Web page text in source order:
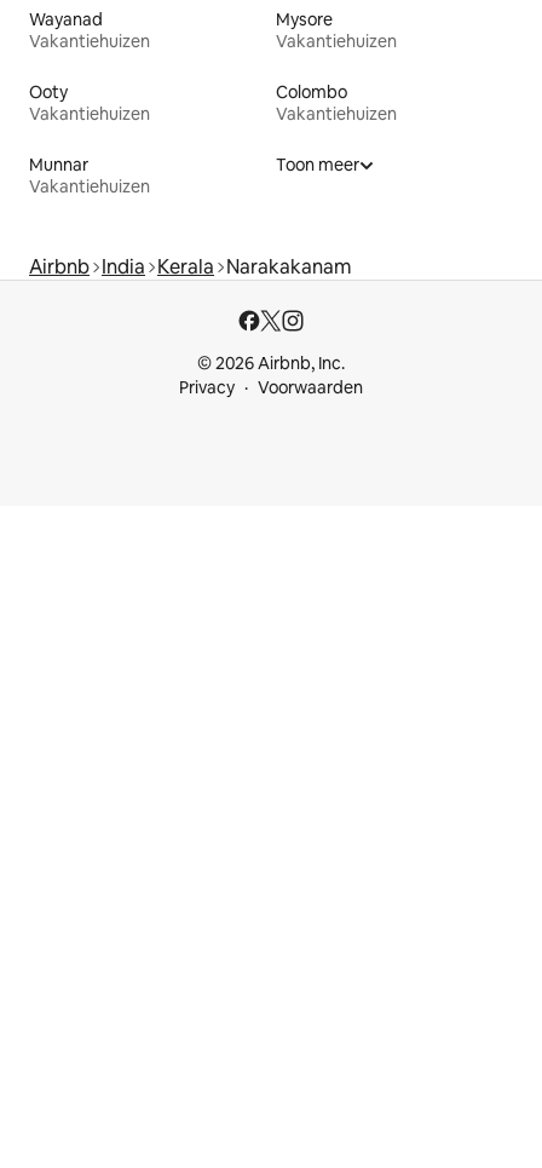
Wayanad
Vakantiehuizen
Mysore
Vakantiehuizen
Ooty
Vakantiehuizen
Colombo
Vakantiehuizen
Munnar
Vakantiehuizen
Toon meer
Airbnb India Kerala Narakakanam
© 2026 Airbnb, Inc.
Privacy
Voorwaarden